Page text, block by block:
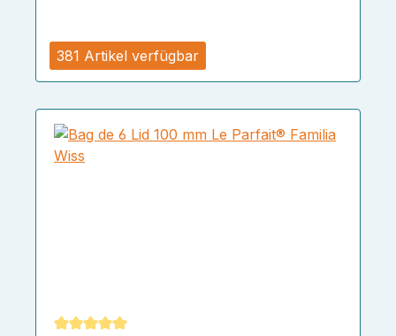
381 Artikel verfügbar